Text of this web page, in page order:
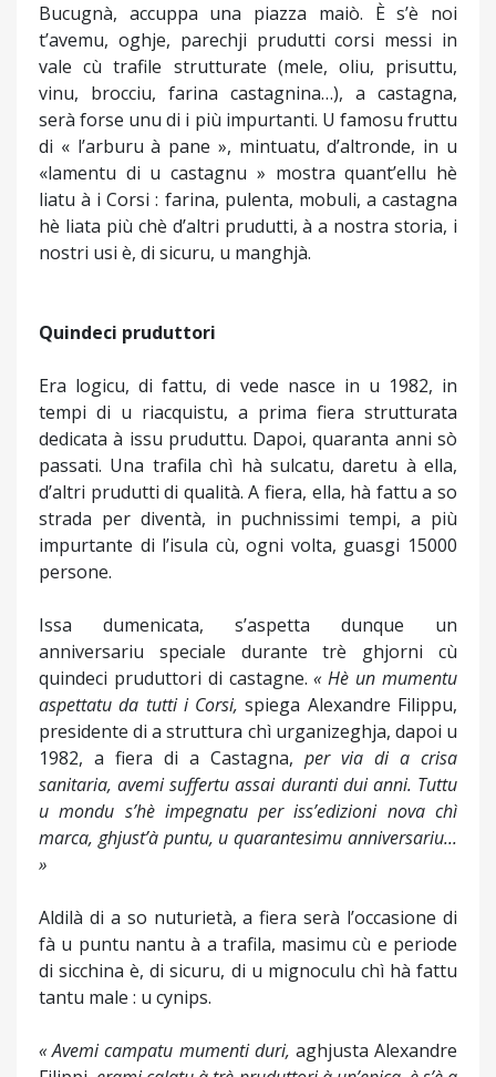
Bucugnà, accuppa una piazza maiò. È s’è noi
t’avemu, oghje, parechji prudutti corsi messi in
vale cù trafile strutturate (mele, oliu, prisuttu,
vinu, brocciu, farina castagnina…), a castagna,
serà forse unu di i più impurtanti. U famosu fruttu
di « l’arburu à pane », mintuatu, d’altronde, in u
«lamentu di u castagnu » mostra quant’ellu hè
liatu à i Corsi : farina, pulenta, mobuli, a castagna
hè liata più chè d’altri prudutti, à a nostra storia, i
nostri usi è, di sicuru, u manghjà.
Quindeci pruduttori
Era logicu, di fattu, di vede nasce in u 1982, in
tempi di u riacquistu, a prima fiera strutturata
dedicata à issu pruduttu. Dapoi, quaranta anni sò
passati. Una trafila chì hà sulcatu, daretu à ella,
d’altri prudutti di qualità. A fiera, ella, hà fattu a so
strada per diventà, in puchnissimi tempi, a più
impurtante di l’isula cù, ogni volta, guasgi 15000
persone.
Issa dumenicata, s’aspetta dunque un
anniversariu speciale durante trè ghjorni cù
quindeci pruduttori di castagne.« Hè un mumentu
aspettatu da tutti i Corsi,spiega Alexandre Filippu,
presidente di a struttura chì urganizeghja, dapoi u
1982, a fiera di a Castagna, per via di a crisa
sanitaria, avemi suffertu assai duranti dui anni. Tuttu
u mondu s’hè impegnatu per iss’edizioni nova chì
marca, ghjust’à puntu, u quarantesimu anniversariu...
»
Aldilà di a so nuturietà, a fiera serà l’occasione di
fà u puntu nantu à a trafila, masimu cù e periode
di sicchina è, di sicuru, di u mignoculu chì hà fattu
tantu male : u cynips.
« Avemi campatu mumenti duri, aghjusta Alexandre